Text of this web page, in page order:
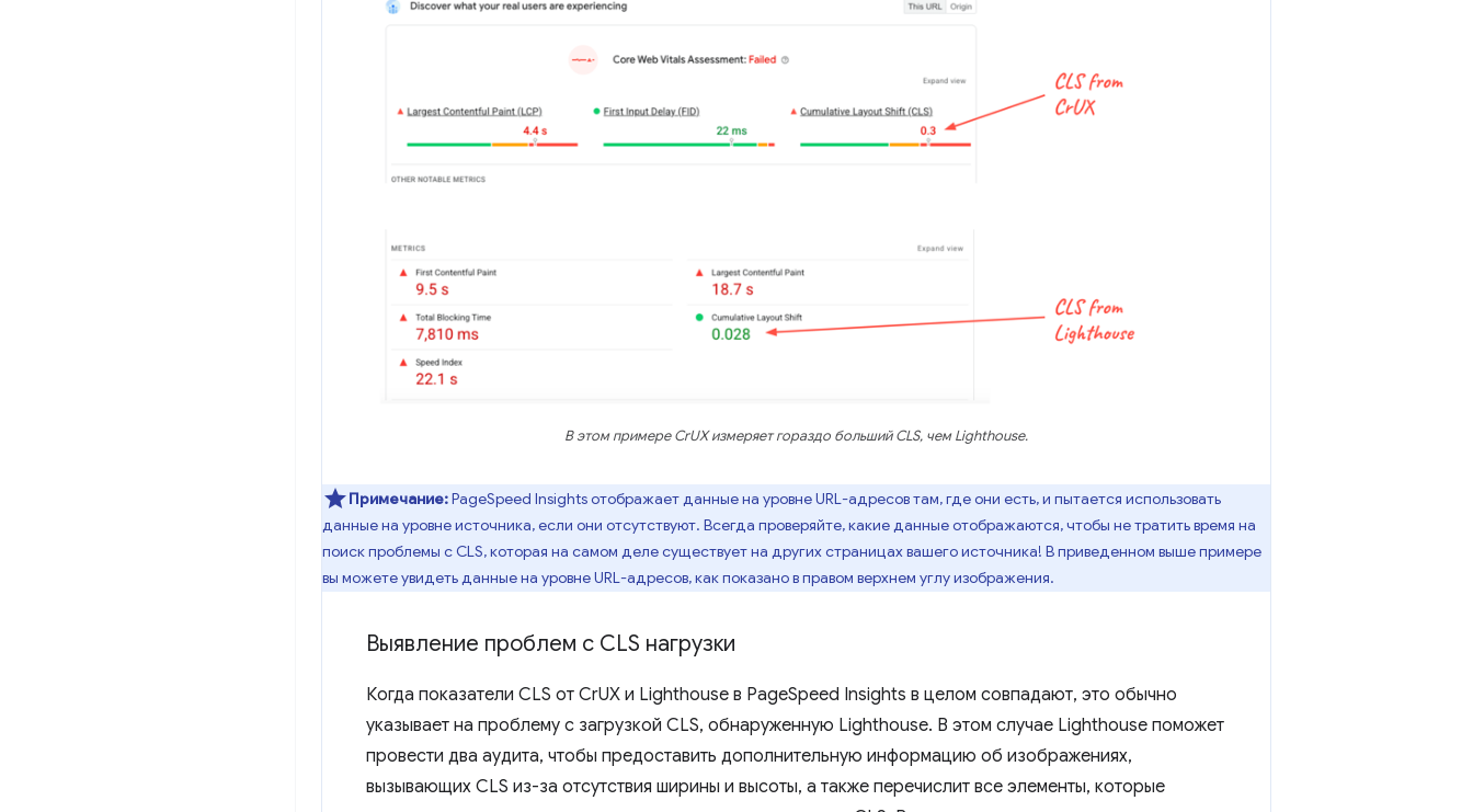
В этом примере CrUX измеряет гораздо больший CLS, чем Lighthouse.
Примечание:PageSpeed ​​Insights отображает данные на уровне URL-адресов там, где они есть, и пытается использовать
данные на уровне источника, если они отсутствуют. Всегда проверяйте, какие данные отображаются, чтобы не тратить время на
поиск проблемы с CLS, которая на самом деле существует на других страницах вашего источника! В приведенном выше примере
вы можете увидеть данные на уровне URL-адресов, как показано в правом верхнем углу изображения.
Выявление проблем с CLS нагрузки
Когда показатели CLS от CrUX и Lighthouse в PageSpeed ​​Insights в целом совпадают, это обычно
указывает на проблему с загрузкой CLS, обнаруженную Lighthouse. В этом случае Lighthouse поможет
провести два аудита, чтобы предоставить дополнительную информацию об изображениях,
вызывающих CLS из-за отсутствия ширины и высоты, а также перечислит все элементы, которые